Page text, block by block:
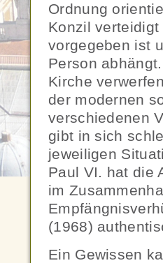
Ordnung
Konzil
vorgegeben ist
Person
Kirche
der modernen
verschiedenen
gibt in sich
jeweiligen
Paul VI. hat die
im
(1968)
Ein Gewissen